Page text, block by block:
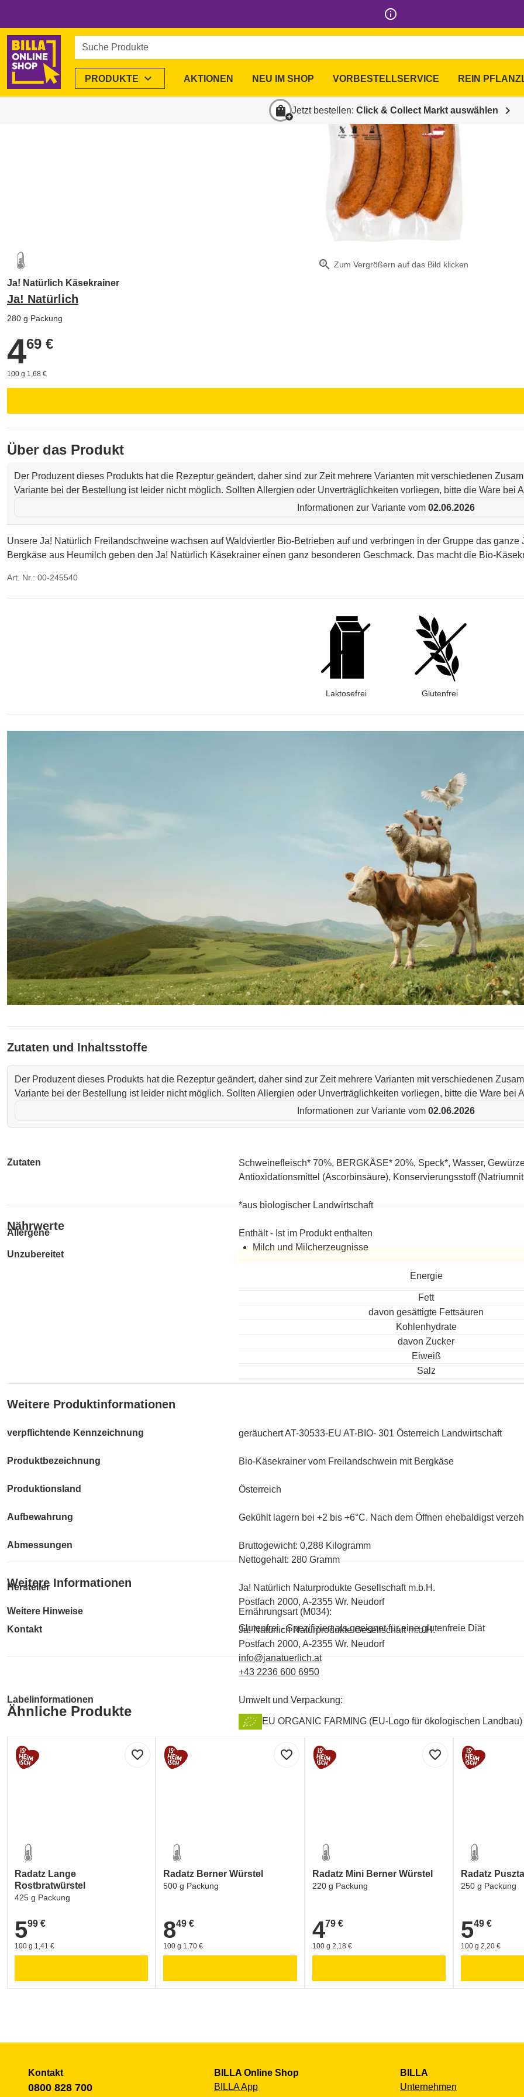
info_outline
Suche Produkte
PRODUKTE expand_more AKTIONEN NEU IM SHOP VORBESTELLSERVICE REIN
shopping_bag Jetzt bestellen: Click & Collect Markt auswählen chevron_right
zoom_in Zum Vergrößern auf das Bild klicken
Ja! Natürlich Käsekrainer
Ja! Natürlich
280 g Packung
4,69 €
469 €
100 g 1,68 €
Über das Produkt
Der Produzent dieses Produkts hat die Rezeptur geändert, daher sind zur Zeit mehrere Varianten mit verschiedenen
Variante bei der Bestellung ist leider nicht möglich. Sollten Allergien oder Unverträglichkeiten vorliegen, bitte die Ware bei
Informationen zur Variante vom 02.06.2026
Unsere Ja! Natürlich Freilandschweine wachsen auf Waldviertler Bio-Betrieben auf und verbringen in der Gruppe das
Bergkäse aus Heumilch geben den Ja! Natürlich Käsekrainer einen ganz besonderen Geschmack. Das macht die Bio-
Art. Nr.: 00-245540
Laktosefrei Glutenfrei
Zutaten und Inhaltsstoffe
Der Produzent dieses Produkts hat die Rezeptur geändert, daher sind zur Zeit mehrere Varianten mit verschiedenen
Variante bei der Bestellung ist leider nicht möglich. Sollten Allergien oder Unverträglichkeiten vorliegen, bitte die Ware bei
Informationen zur Variante vom 02.06.2026
Zutaten
Schweinefleisch* 70%, BERGKÄSE* 20%, Speck*, Wasser,
Antioxidationsmittel (Ascorbinsäure), Konservierungsstoff
*aus biologischer Landwirtschaft
Allergene
Enthält - Ist im Produkt enthalten
Milch und Milcherzeugnisse
Nährwerte
Unzubereitet
Energie
Fett
davon gesättigte Fettsäuren
Kohlenhydrate
davon Zucker
Eiweiß
Salz
Weitere Produktinformationen
verpflichtende Kennzeichnung geräuchert AT-30533-EU AT-BIO- 301 Österreich Landwirtschaft
Produktbezeichnung Bio-Käsekrainer vom Freilandschwein mit Bergkäse
Produktionsland Österreich
Aufbewahrung Gekühlt lagern bei +2 bis +6°C. Nach dem Öffnen ehebaldigst
Abmessungen
Bruttogewicht: 0,288 Kilogramm
Nettogehalt: 280 Gramm
Hersteller
Ja! Natürlich Naturprodukte Gesellschaft m.b.H.
Postfach 2000, A-2355 Wr. Neudorf
Kontakt
Ja! Natürlich Naturprodukte Gesellschaft m.b.H.
Postfach 2000, A-2355 Wr. Neudorf
info@janatuerlich.at
+43 2236 600 6950
Labelinformationen Umwelt und Verpackung:
EU ORGANIC FARMING (EU-Logo für ökologischen Landbau)
Weitere Informationen
Weitere Hinweise
Ernährungsart (M034):
Glutenfrei - Spezifiziert als geeignet für eine glutenfreie Diät
Ähnliche Produkte
favorite_border
Radatz Lange
Rostbratwürstel
425 g Packung
5,99 €
599 €
100 g 1,41 €
favorite_border
Radatz Berner Würstel
500 g Packung
8,49 €
849 €
100 g 1,70 €
favorite_border
Radatz Mini Berner Würstel
220 g Packung
4,79 €
479 €
100 g 2,18 €
Radatz
250 g Packung
5,49 €
549 €
100 g 2,20 €
Kontakt
0800 828 700
BILLA Online Shop
BILLA App
BILLA
Unternehmen